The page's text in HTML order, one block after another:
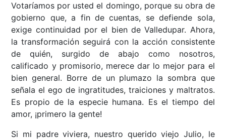
Votaríamos por usted el domingo, porque su obra de
gobierno que, a fin de cuentas, se defiende sola,
exige continuidad por el bien de Valledupar. Ahora,
la transformación seguirá con la acción consistente
de quién, surgido de abajo como nosotros,
calificado y promisorio, merece dar lo mejor para el
bien general. Borre de un plumazo la sombra que
señala el ego de ingratitudes, traiciones y maltratos.
Es propio de la especie humana. Es el tiempo del
amor, ¡primero la gente!
Si mi padre viviera, nuestro querido viejo Julio, le